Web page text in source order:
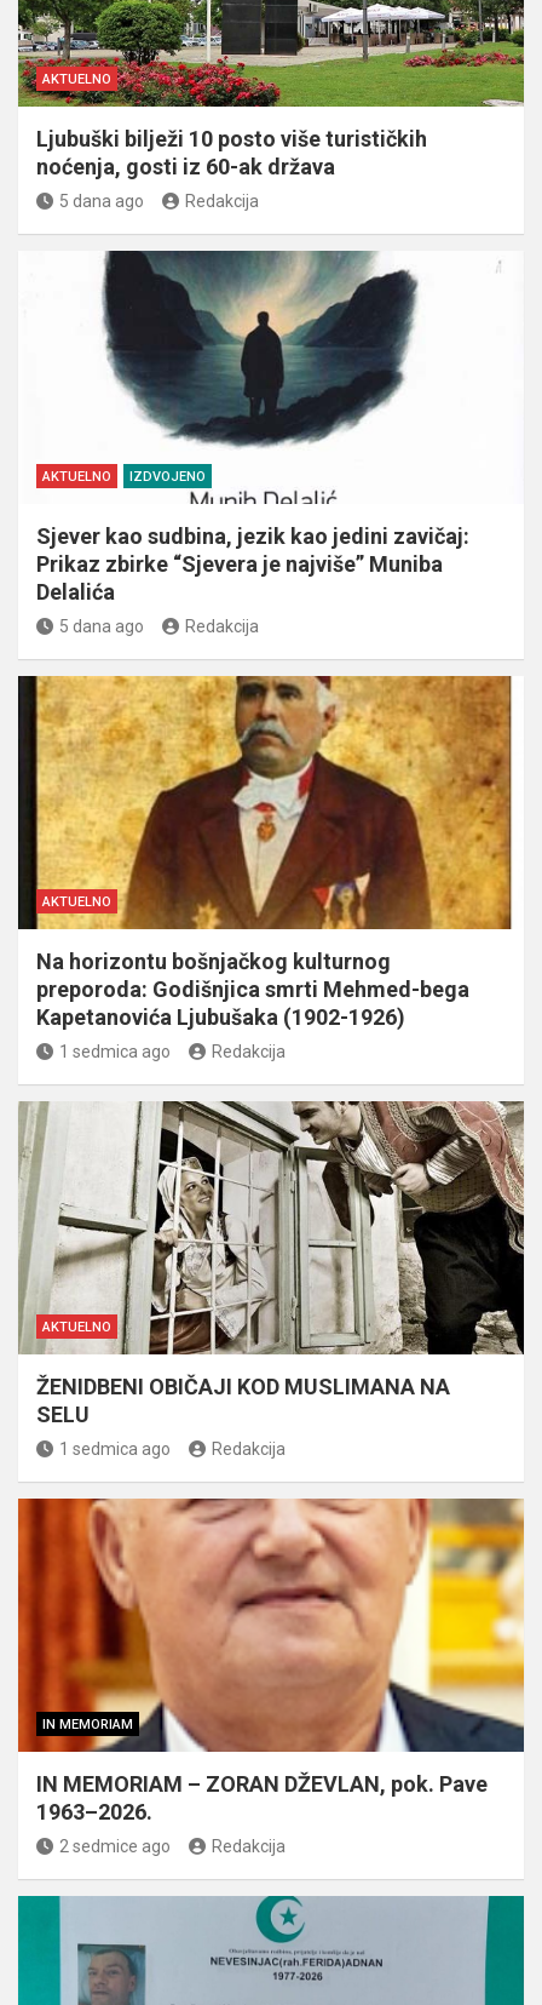
AKTUELNO
Ljubuški bilježi 10 posto više turističkih
noćenja, gosti iz 60-ak država
5 dana ago Redakcija
AKTUELNO IZDVOJENO
Sjever kao sudbina, jezik kao jedini zavičaj:
Prikaz zbirke “Sjevera je najviše” Muniba
Delalića
5 dana ago Redakcija
AKTUELNO
Na horizontu bošnjačkog kulturnog
preporoda: Godišnjica smrti Mehmed-bega
Kapetanovića Ljubušaka (1902-1926)
1 sedmica ago Redakcija
AKTUELNO
ŽENIDBENI OBIČAJI KOD MUSLIMANA NA
SELU
1 sedmica ago Redakcija
IN MEMORIAM
IN MEMORIAM – ZORAN DŽEVLAN, pok. Pave
1963–2026.
2 sedmice ago Redakcija